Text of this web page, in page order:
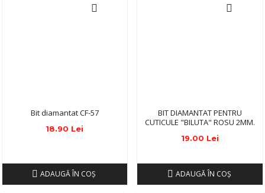
Bit diamantat CF-57
18.90 Lei
ADAUGĂ ÎN COŞ
BIT DIAMANTAT PENTRU
CUTICULE "BILUTA" ROSU 2MM.
19.00 Lei
ADAUGĂ ÎN COŞ